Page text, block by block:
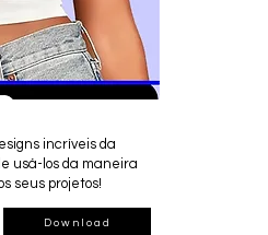
incríveis da
usá-los da maneira
seus projetos!
Download